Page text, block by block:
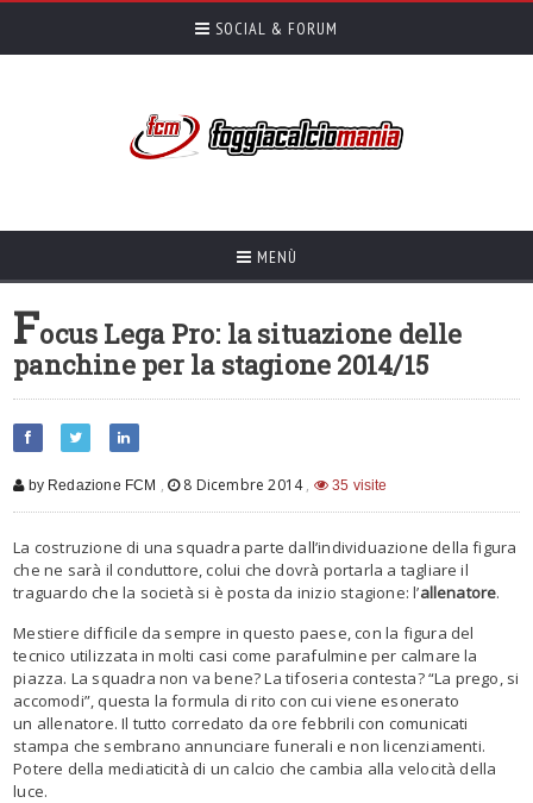
SOCIAL & FORUM
MENÙ
Focus Lega Pro: la situazione delle
panchine per la stagione 2014/15
by Redazione FCM , 8 Dicembre 2014, 35 visite
La costruzione di una squadra parte dall’individuazione della figura
che ne sarà il conduttore, colui che dovrà portarla a tagliare il
traguardo che la società si è posta da inizio stagione: l’allenatore.
Mestiere difficile da sempre in questo paese, con la figura del
tecnico utilizzata in molti casi come parafulmine per calmare la
piazza. La squadra non va bene? La tifoseria contesta? “La prego, si
accomodi”, questa la formula di rito con cui viene esonerato
un allenatore. Il tutto corredato da ore febbrili con comunicati
stampa che sembrano annunciare funerali e non licenziamenti.
Potere della mediaticità di un calcio che cambia alla velocità della
luce.